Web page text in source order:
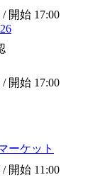
開始 17:00
開始 17:00
ーケット
開始 11:00